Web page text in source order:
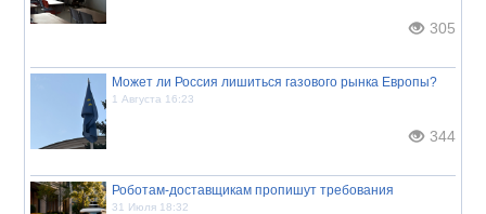
305
Может ли Россия лишиться газового рынка Европы?
1 Августа 16:23
344
Роботам-доставщикам пропишут требования
31 Июля 18:32